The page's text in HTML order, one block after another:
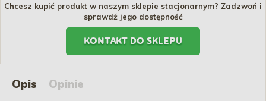
Chcesz kupić produkt w naszym sklepie stacjonarnym? Zadzwoń i
sprawdź jego dostępność
KONTAKT DO SKLEPU
Opis Opinie